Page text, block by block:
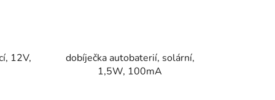
12V,
dobíječka autobaterií, solární,
1,5W, 100mA